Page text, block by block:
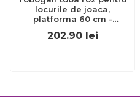
locurile de joaca,
platforma 60 cm -
okekbt417.006.010.001
202.90 lei